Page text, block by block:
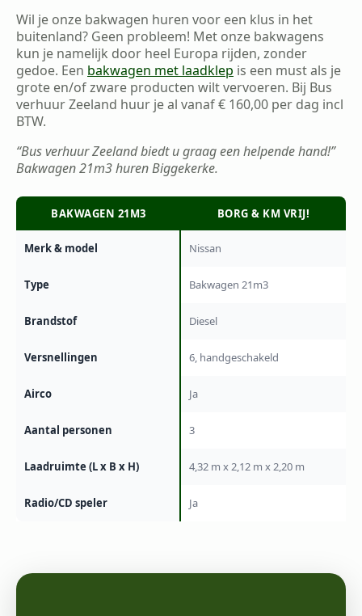
Wil je onze bakwagen huren voor een klus in het
buitenland? Geen probleem! Met onze bakwagens
kun je namelijk door heel Europa rijden, zonder
gedoe. Een bakwagen met laadklep is een must als je
grote en/of zware producten wilt vervoeren. Bij Bus
verhuur Zeeland huur je al vanaf € 160,00 per dag incl
BTW.
“Bus verhuur Zeeland biedt u graag een helpende hand!”
Bakwagen 21m3 huren Biggekerke.
BAKWAGEN 21M3 BORG & KM VRIJ!
Merk & model Nissan
Type Bakwagen 21m3
Brandstof Diesel
Versnellingen 6, handgeschakeld
Airco Ja
Aantal personen 3
Laadruimte (L x B x H) 4,32 m x 2,12 m x 2,20 m
Radio/CD speler Ja